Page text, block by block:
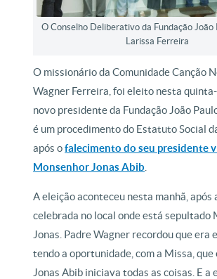
O Conselho Deliberativo da Fundação João
Larissa Ferreira
O missionário da Comunidade Canção
Wagner Ferreira, foi eleito nesta
novo presidente da Fundação João
é um procedimento do Estatuto Social
após ofalecimento do seu presidente
Monsenhor Jonas Abib
A eleição aconteceu nesta manhã, após
celebrada no local onde está sepultado
Jonas. Padre Wagner recordou que era
tendo a oportunidade, com a Missa,
Jonas Abib iniciava todas as coisas. E a